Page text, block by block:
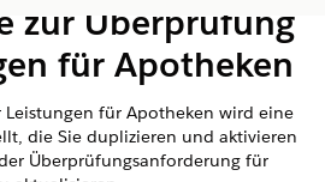
zur Überprüfung
für Apotheken
für Apotheken wird eine
die Sie duplizieren und aktivieren
Überprüfungsanforderung für